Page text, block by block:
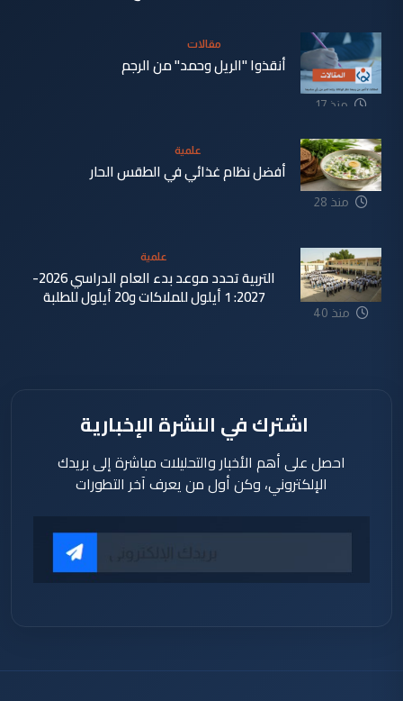
منذ 17
مقالات
أنقذوا "الريل وحمد" من الرجم
منذ 28
علمية
أفضل نظام غذائي في الطقس الحار
منذ 40
علمية
التربية تحدد موعد بدء العام الدراسي 2026-
2027: 1 أيلول للملاكات و20 أيلول للطلبة
اشترك في النشرة الإخبارية
احصل على أهم الأخبار والتحليلات مباشرة إلى بريدك
الإلكتروني، وكن أول من يعرف آخر التطورات